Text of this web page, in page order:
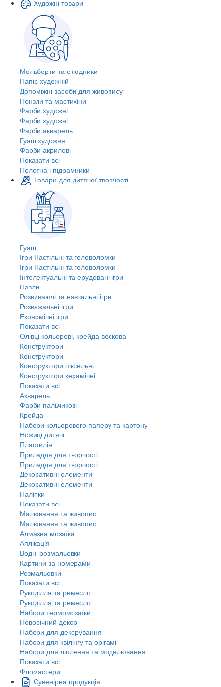
Художні товари
Мольберти та етюдники
Папір художній
Допоміжні засоби для живопису
Пензли та мастихіни
Фарби художні
Фарби художні
Фарби акварель
Гуаш художня
Фарби акрилові
Показати всі
Полотна і підрамники
Товари для дитячої творчості
Гуаш
Ігри Настільні та головоломки
Ігри Настільні та головоломки
Інтелектуальні та ерудовані ігри
Пазли
Розвиваючі та навчальні ігри
Розважальні ігри
Економічні ігри
Показати всі
Олівці кольорові, крейда воскова
Конструктори
Конструктори
Конструктори піксельні
Конструктори керамічні
Показати всі
Акварель
Фарби пальчикові
Крейда
Набори кольорового паперу та картону
Ножиці дитячі
Пластилін
Приладдя для творчості
Приладдя для творчості
Декоративні елементи
Декоративні елементи
Налiпки
Показати всі
Малювання та живопис
Малювання та живопис
Алмазна мозаїка
Аплікація
Водні розмальовки
Картини за номерами
Розмальовки
Показати всі
Рукоділля та ремесло
Рукоділля та ремесло
Набори термомозаїки
Новорічний декор
Набори для декорування
Набори для квілінгу та орігамі
Набори для ліплення та моделювання
Показати всі
Фломастери
Сувенірна продукція